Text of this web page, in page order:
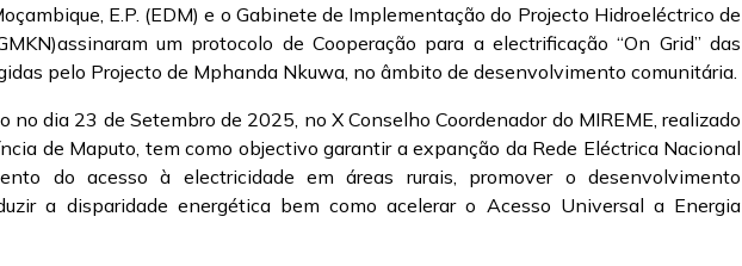
E.P. (EDM) e o Gabinete de Implementação do Projecto Hidroeléctrico de
um protocolo de Cooperação para a electrificação “On Grid” das
pelo Projecto de Mphanda Nkuwa, no âmbito de desenvolvimento comunitária.
no dia 23 de Setembro de 2025, no X Conselho Coordenador do MIREME, realizado
de Maputo, tem como objectivo garantir a expanção da Rede Eléctrica Nacional
do acesso à electricidade em áreas rurais, promover o desenvolvimento
a disparidade energética bem como acelerar o Acesso Universal a Energia